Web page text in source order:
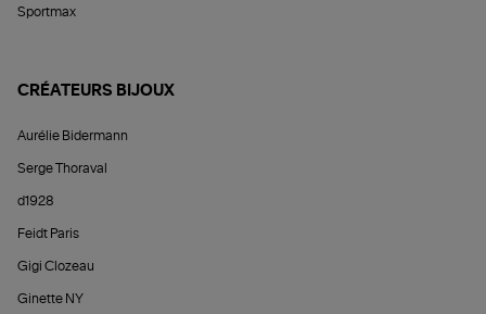
Sportmax
CRÉATEURS BIJOUX
Aurélie Bidermann
Serge Thoraval
d1928
Feidt Paris
Gigi Clozeau
Ginette NY